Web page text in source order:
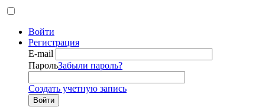
Войти
Регистрация
E-mail
ПарольЗабыли пароль?
Создать учетную запись
Войти